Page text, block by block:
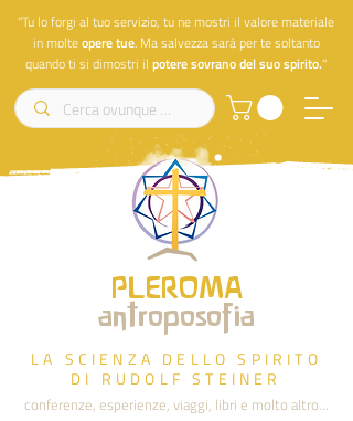
"Tu lo forgi al tuo servizio, tu ne mostri il valore materiale
in molteoperetue. Ma salvezza sarà per te soltanto
quando ti si dimostri il potere sovrano del suo spirito."
PLEROMA
antroposofia
LA SCIENZA DELLO SPIRITO
DI RUDOLF STEINER
conferenze, esperienze, viaggi, libri e molto altro...